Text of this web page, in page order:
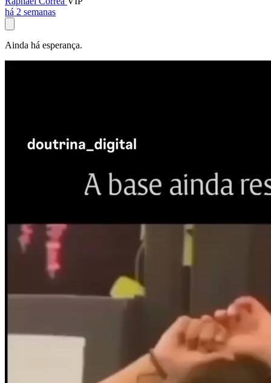
há 2 semanas
Ainda há esperança.